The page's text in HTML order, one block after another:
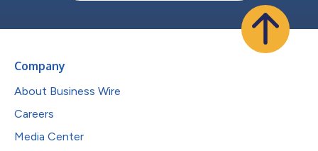
Company
About Business Wire
Careers
Media Center